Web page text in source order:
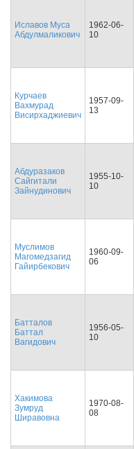
Иславов Муса
Абдулмаликович
1962-06-
10
Курчаев
Вахмурад
Висирхаджиевич
1957-09-
13
Абдуразаков
Сайгитали
Зайнудинович
1955-10-
10
Муслимов
Магомедзагид
Гайирбекович
1960-09-
06
Батталов
Баттал
Вагидович
1956-05-
10
Хакимова
Зумруд
Ширавовна
1970-08-
08